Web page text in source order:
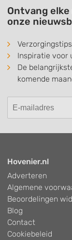
Ontvang
onze
Inspiratie voor
De
komende
Hovenier.nl
Adverteren
Algemene
Beoordelingen
Blog
Contact
Cookiebeleid